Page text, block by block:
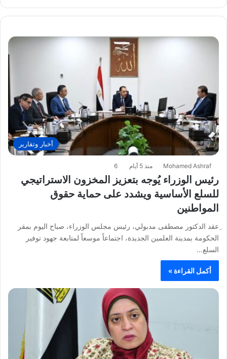
أخبار وتقارير
Mohamed Ashraf منذ 5 أيام 6
رئيس الوزراء يُوجه بتعزيز المخزون الاستراتيجي
للسلع الأساسية ويشدد على حماية حقوق
المواطنين
ِعقد الدكتور مصطفى مدبولي، رئيس مجلس الوزراء، صباح اليوم بمقر
الحكومة بمدينة العلمين الجديدة، اجتماعاً موسعاً لمتابعة جهود توفير
السلع…
أكمل القراءة »